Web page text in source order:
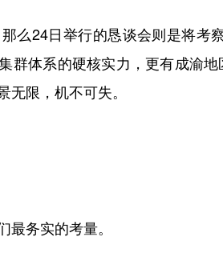
24日举行的恳谈会则是将考
群体系的硬核实力，更有成渝
限，机不可失。
务实的考量。